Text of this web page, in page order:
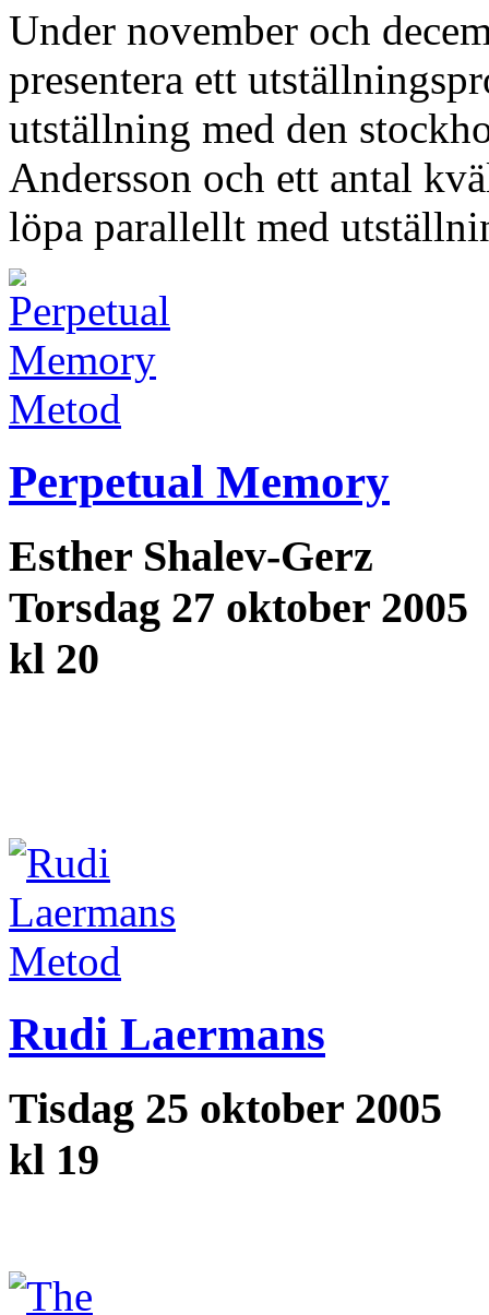
Under november och
presentera ett
utställning med den
Andersson och ett antal
löpa parallellt med
Metod
Perpetual Memory
Esther Shalev-Gerz
Torsdag 27 oktober 2005
kl 20
Metod
Rudi Laermans
Tisdag 25 oktober 2005
kl 19